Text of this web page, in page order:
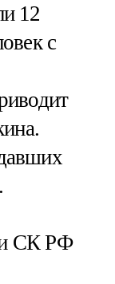
12
с
СК РФ